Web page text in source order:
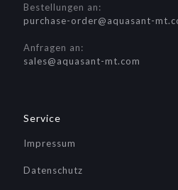
Bestellungen an:
purchase-order@aquasant-
Anfragen an:
sales@aquasant-mt.com
Service
Impressum
Datenschutz